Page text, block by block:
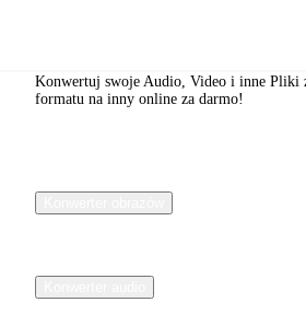
Konwertuj swoje Audio, Video i inne Pliki
formatu na inny online za darmo!